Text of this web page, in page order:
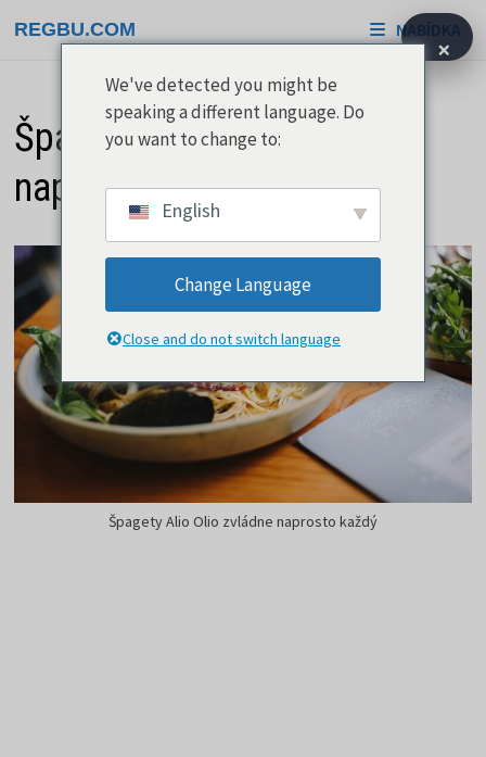
na
REGBU.COM NABÍDKA
Špagety Alio Olio zvládne
naprosto každý
Špagety Alio Olio zvládne naprosto každý
×
We've detected you might be
speaking a different language. Do
you want to change to:
English
Change Language
Close and do not switch language